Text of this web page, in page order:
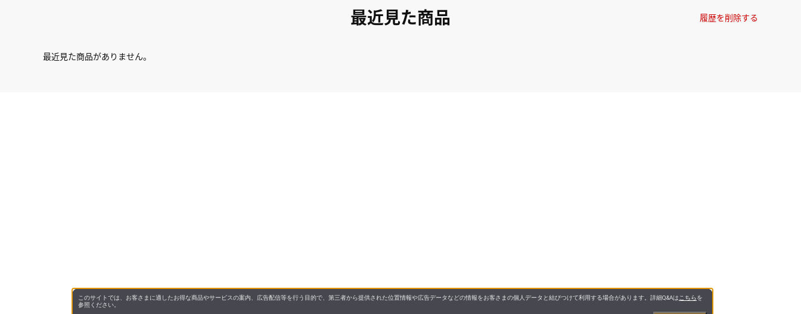
最近見た商品
最近見た商品がありません。
履歴を削除する
このサイトでは、お客さまに適したお得な商品やサービスの案内、広告配信等を行う目的で、第三者から提供された位置情報や広告データなどの情報をお客さまの個人データと結びつけて利用する場合があります。詳細Q&Aは こちらを
参照ください。